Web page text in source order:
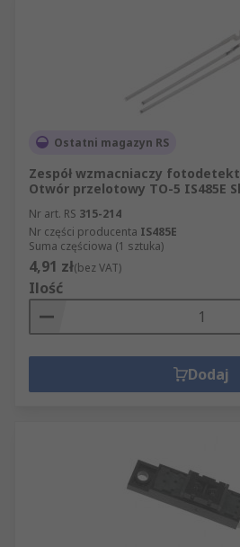
Ostatni magazyn RS
Zespół wzmacniaczy
Otwór przelotowy TO-5 IS485E
Nr art. RS 315-214
Nr części producenta IS485E
Suma częściowa (1 sztuka)
4,91 zł(bez VAT)
Ilość
Dodaj